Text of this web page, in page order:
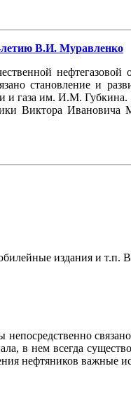
летию В.И. Муравленко
становление и
и газа им. И.М. Губкина.
Виктора
издания и т.п.
в нем всегда
нефтяников важные